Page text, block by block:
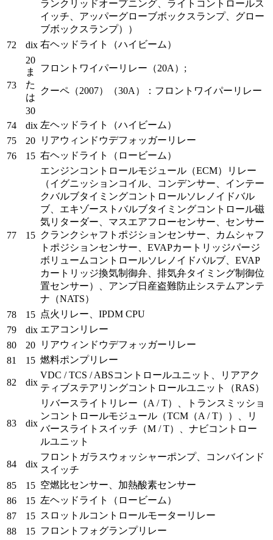
ランクリッドオープニング、ライトコントロールス
イッチ、アッパーグローブボックスランプ、グロー
ブボックスランプ））
72
dix 右ヘッドライト（ハイビーム）
73
20
ま
た
は
30
フロントワイパーリレー（20A）;
クーペ（2007）（30A）：フロントワイパーリレー
74 dix 左ヘッドライト（ハイビーム）
75
20
リアウィンドウデフォッガーリレー
76
15 右ヘッドライト（ロービーム）
77 15
エンジンコントロールモジュール（ECM）リレー
（イグニッションコイル、コンデンサー、インテー
クバルブタイミングコントロールソレノイドバル
ブ、エキゾーストバルブタイミングコントロール磁
気リターダー、マスエアフローセンサー、センサー
クランクシャフトポジションセンサー、カムシャフ
トポジションセンサー、EVAPカートリッジパージ
ボリュームコントロールソレノイドバルブ、EVAP
カートリッジ換気制御弁、排気弁タイミング制御位
置センサー）、アンプ日産盗難防止システムアンテ
ナ（NATS）
78
15 点火リレー、IPDM CPU
79
dix エアコンリレー
80
20
リアウィンドウデフォッガーリレー
81
15 燃料ポンプリレー
82 dix
VDC / TCS / ABSコントロールユニット、リアアク
ティブステアリングコントロールユニット（RAS）
83 dix
リバースライトリレー（A / T）、トランスミッショ
ンコントロールモジュール（TCM（A / T））、リ
バースライトスイッチ（M / T）、ナビコントロー
ルユニット
84 dix
フロントガラスウォッシャーポンプ、コンバインド
スイッチ
85
15 空燃比センサー、加熱酸素センサー
86
15 左ヘッドライト（ロービーム）
87
15 スロットルコントロールモーターリレー
88
15 フロントフォグランプリレー